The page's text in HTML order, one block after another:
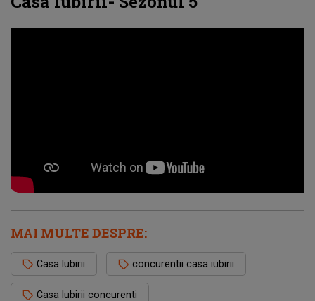
MAI MULTE DESPRE:
Casa Iubirii concurentii casa iubirii
Casa Iubirii concurenti